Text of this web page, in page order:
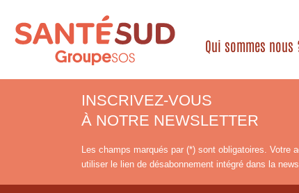
Qui sommes nous
INSCRIVEZ-VOUS
À NOTRE NEWSLETTER
Les champs marqués par (*) sont obligatoires. Votre
utiliser le lien de désabonnement intégré dans la